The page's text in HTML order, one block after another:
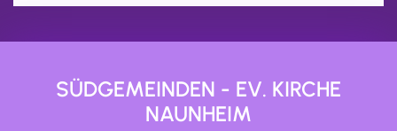
SÜDGEMEINDEN - EV. KIRCHE
NAUNHEIM